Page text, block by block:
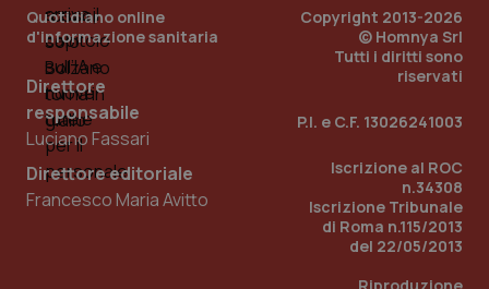
Quotidiano online
d'informazione sanitaria
Direttore
responsabile
Luciano Fassari
Direttore editoriale
Francesco Maria Avitto
Copyright 2013-2026
© Homnya Srl
Tutti i diritti sono
riservati
P.I. e C.F. 13026241003
Iscrizione al ROC
n.34308
Iscrizione Tribunale
di Roma n.115/2013
del 22/05/2013
.quotidianosanita.it
1